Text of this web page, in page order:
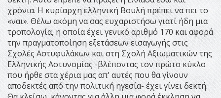
χρόνια. Η κυρίαρχη ελληνική Βουλή πρέπει να πει το
«ναι». Θέλω ακόμη να σας ευχαριστήσω γιατί ήδη μια
τροπολογία, η οποία έχει γενικό αριθμό 170 και αφορά
την πραγματοποίηση εξετάσεων εισαγωγής στις
Σχολές Αστυφυλάκων και στη Σχολή Αξιωματικών της
Ελληνικής Αστυνομίας -βλέποντας τον πρώτο κύκλο
που ήρθε στα χέρια μας απ' αυτές που θα γίνουν
αποδεκτές από την πολιτική ηγεσία- έχει γίνει δεκτή.